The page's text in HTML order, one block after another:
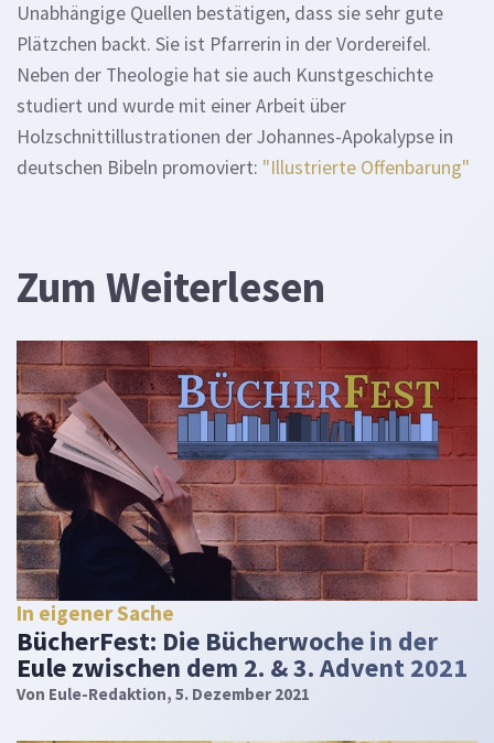
Unabhängige Quellen bestätigen, dass sie sehr gute
Plätzchen backt. Sie ist Pfarrerin in der Vordereifel.
Neben der Theologie hat sie auch Kunstgeschichte
studiert und wurde mit einer Arbeit über
Holzschnittillustrationen der Johannes-Apokalypse in
deutschen Bibeln promoviert: "Illustrierte Offenbarung"
Zum Weiterlesen
In eigener Sache
BücherFest: Die Bücherwoche in der
Eule zwischen dem 2. & 3. Advent 2021
Von Eule-Redaktion, 5. Dezember 2021